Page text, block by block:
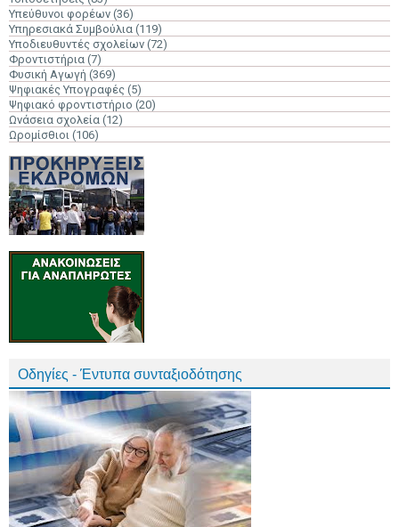
Υπεύθυνοι φορέων (36)
Υπηρεσιακά Συμβούλια (119)
Υποδιευθυντές σχολείων (72)
Φροντιστήρια (7)
Φυσική Αγωγή (369)
Ψηφιακές Υπογραφές (5)
Ψηφιακό φροντιστήριο (20)
Ωνάσεια σχολεία (12)
Ωρομίσθιοι (106)
Οδηγίες - Έντυπα συνταξιοδότησης